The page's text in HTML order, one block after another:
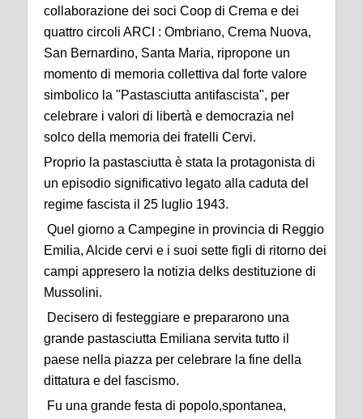
collaborazione dei soci Coop di Crema e dei
quattro circoli ARCI : Ombriano, Crema Nuova,
San Bernardino, Santa Maria, ripropone un
momento di memoria collettiva dal forte valore
simbolico la "Pastasciutta antifascista", per
celebrare i valori di libertà e democrazia nel
solco della memoria dei fratelli Cervi.
Proprio la pastasciutta è stata la protagonista di
un episodio significativo legato alla caduta del
regime fascista il 25 luglio 1943.
Quel giorno a Campegine in provincia di Reggio
Emilia, Alcide cervi e i suoi sette figli di ritorno dei
campi appresero la notizia delks destituzione di
Mussolini.
Decisero di festeggiare e prepararono una
grande pastasciutta Emiliana servita tutto il
paese nella piazza per celebrare la fine della
dittatura e del fascismo.
Fu una grande festa di popolo,spontanea,